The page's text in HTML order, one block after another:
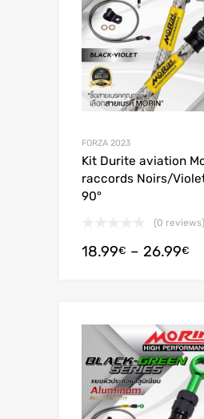
FORZA 2023
Kit Durite aviation
raccords Noirs/
90°
(0 reviews)
18.99€ – 26.99€